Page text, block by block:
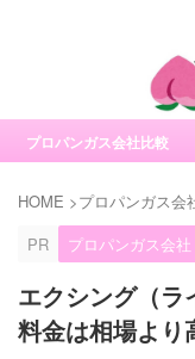
プロパンガス会社比較
HOME >プロパンガス会
PR
プロパンガス会社
エクシング（ラ
料金は相場より